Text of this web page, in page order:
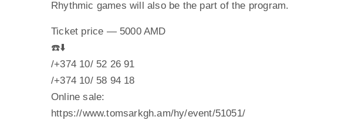
Rhythmic games will also be the part of the program.
Ticket price — 5000 AMD
☎️⬇️
/+374 10/ 52 26 91
/+374 10/ 58 94 18
Online sale:
https://www.tomsarkgh.am/hy/event/51051/